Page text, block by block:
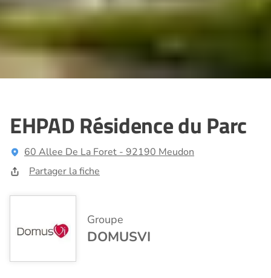
EHPAD Résidence du Parc
60 Allee De La Foret - 92190 Meudon
Partager la fiche
Groupe
DOMUSVI